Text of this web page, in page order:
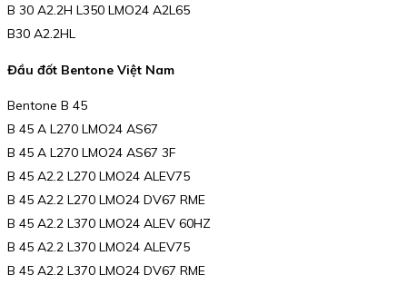
B 30 A2.2H L350 LMO24 A2L65
B30 A2.2HL
Đầu đốt Bentone Việt Nam
Bentone B 45
B 45 A L270 LMO24 AS67
B 45 A L270 LMO24 AS67 3F
B 45 A2.2 L270 LMO24 ALEV75
B 45 A2.2 L270 LMO24 DV67 RME
B 45 A2.2 L370 LMO24 ALEV 60HZ
B 45 A2.2 L370 LMO24 ALEV75
B 45 A2.2 L370 LMO24 DV67 RME